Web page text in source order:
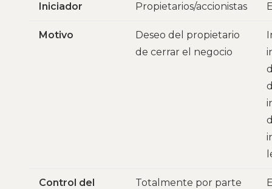
Iniciador Propietarios/accionistas
Motivo
Deseo del propietario
de cerrar el negocio
Control del
Totalmente por parte